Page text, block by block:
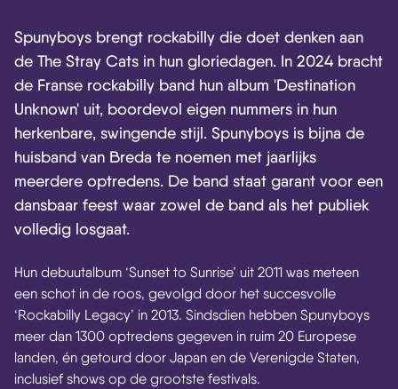
Spunyboys brengt rockabilly die doet denken aan
de The Stray Cats in hun gloriedagen. In 2024 bracht
de Franse rockabilly band hun album 'Destination
Unknown' uit, boordevol eigen nummers in hun
herkenbare, swingende stijl. Spunyboys is bijna de
huisband van Breda te noemen met jaarlijks
meerdere optredens. De band staat garant voor een
dansbaar feest waar zowel de band als het publiek
volledig losgaat.
Hun debuutalbum ‘Sunset to Sunrise’ uit 2011 was meteen
een schot in de roos, gevolgd door het succesvolle
‘Rockabilly Legacy’ in 2013. Sindsdien hebben Spunyboys
meer dan 1300 optredens gegeven in ruim 20 Europese
landen, én getourd door Japan en de Verenigde Staten,
inclusief shows op de grootste festivals.